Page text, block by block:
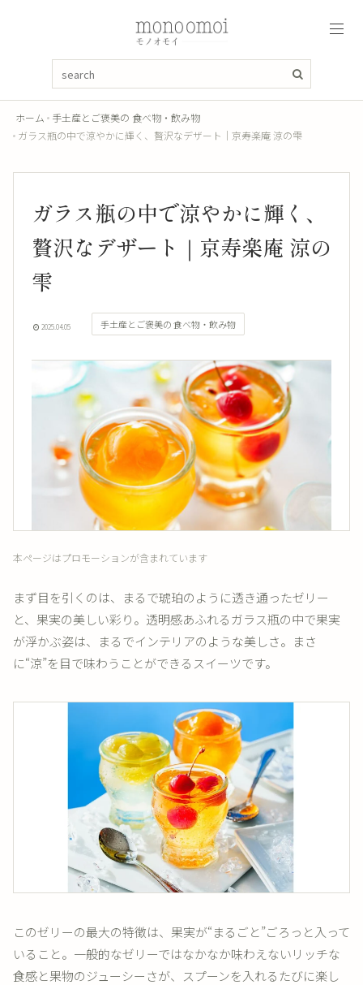
ホーム
手土産とご褒美の 食べ物・飲み物
ガラス瓶の中で涼やかに輝く、贅沢なデザート｜京寿楽庵 涼の雫
ガラス瓶の中で涼やかに輝く、
贅沢なデザート｜京寿楽庵 涼の
雫
2025.04.05 手土産とご褒美の 食べ物・飲み物
本ページはプロモーションが含まれています
まず目を引くのは、まるで琥珀のように透き通ったゼリー
と、果実の美しい彩り。透明感あふれるガラス瓶の中で果実
が浮かぶ姿は、まるでインテリアのような美しさ。まさ
に“涼”を目で味わうことができるスイーツです。
このゼリーの最大の特徴は、果実が“まるごと”ごろっと入って
いること。一般的なゼリーではなかなか味わえないリッチな
食感と果物のジューシーさが、スプーンを入れるたびに楽し